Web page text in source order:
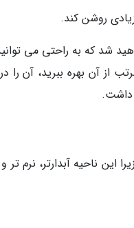
روشن کند.
شد که به راحتی می
از آن بهره ببرید، آن را
داشت.
این ناحیه آبدارتر، نرم تر